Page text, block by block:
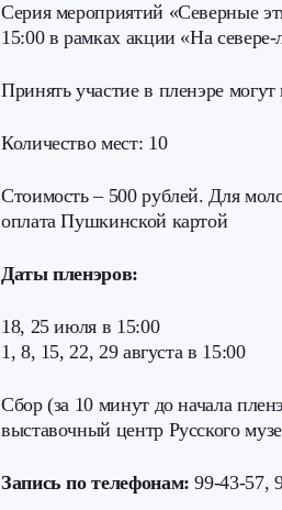
Серия мероприятий «Северные
15:00 в рамках акции «На севере-
Принять участие в пленэре
Количество мест: 10
Стоимость – 500 рублей. Для
оплата Пушкинской картой
Даты пленэров:
18, 25 июля в 15:00
1, 8, 15, 22, 29 августа в 15:00
Сбор (за 10 минут до начала
выставочный центр Русского
Запись по телефонам: 99-43-57,